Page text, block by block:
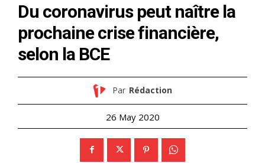
Du coronavirus peut naître la
prochaine crise financière,
selon la BCE
Par Rédaction
26 May 2020